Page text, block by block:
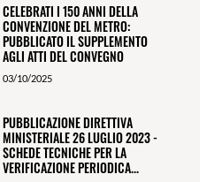
CELEBRATI I 150 ANNI DELLA
CONVENZIONE DEL METRO:
PUBBLICATO IL SUPPLEMENTO
AGLI ATTI DEL CONVEGNO
03/10/2025
PUBBLICAZIONE DIRETTIVA
MINISTERIALE 26 LUGLIO 2023 -
SCHEDE TECNICHE PER LA
VERIFICAZIONE PERIODICA...